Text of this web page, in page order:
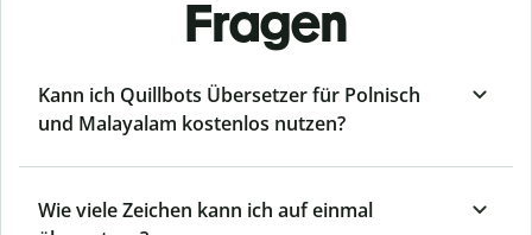
Fragen
Kann ich Quillbots Übersetzer für Polnisch
und Malayalam kostenlos nutzen?
Wie viele Zeichen kann ich auf einmal